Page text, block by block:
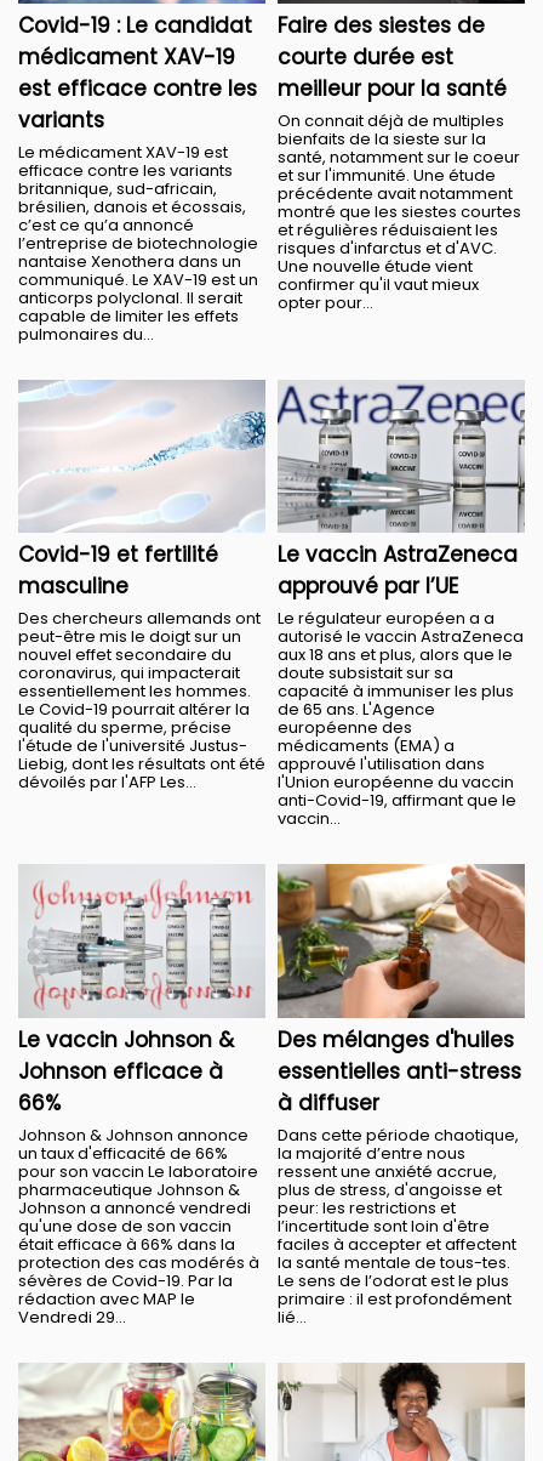
Covid-19 : Le candidat
médicament XAV-19
est efficace contre les
variants
Le médicament XAV-19 est
efficace contre les variants
britannique, sud-africain,
brésilien, danois et écossais,
c’est ce qu’a annoncé
l’entreprise de biotechnologie
nantaise Xenothera dans un
communiqué. Le XAV-19 est un
anticorps polyclonal. Il serait
capable de limiter les effets
pulmonaires du...
Faire des siestes de
courte durée est
meilleur pour la santé
On connait déjà de multiples
bienfaits de la sieste sur la
santé, notamment sur le coeur
et sur l'immunité. Une étude
précédente avait notamment
montré que les siestes courtes
et régulières réduisaient les
risques d'infarctus et d'AVC.
Une nouvelle étude vient
confirmer qu'il vaut mieux
opter pour...
Covid-19 et fertilité
masculine
Des chercheurs allemands ont
peut-être mis le doigt sur un
nouvel effet secondaire du
coronavirus, qui impacterait
essentiellement les hommes.
Le Covid-19 pourrait altérer la
qualité du sperme, précise
l'étude de l'université Justus-
Liebig, dont les résultats ont été
dévoilés par l'AFP Les...
Le vaccin AstraZeneca
approuvé par l’UE
Le régulateur européen a a
autorisé le vaccin AstraZeneca
aux 18 ans et plus, alors que le
doute subsistait sur sa
capacité à immuniser les plus
de 65 ans. L'Agence
européenne des
médicaments (EMA) a
approuvé l'utilisation dans
l'Union européenne du vaccin
anti-Covid-19, affirmant que le
vaccin...
Le vaccin Johnson &
Johnson efficace à
66%
Johnson & Johnson annonce
un taux d'efficacité de 66%
pour son vaccin Le laboratoire
pharmaceutique Johnson &
Johnson a annoncé vendredi
qu'une dose de son vaccin
était efficace à 66% dans la
protection des cas modérés à
sévères de Covid-19. Par la
rédaction avec MAP le
Vendredi 29...
Des mélanges d'huiles
essentielles anti-stress
à diffuser
Dans cette période chaotique,
la majorité d’entre nous
ressent une anxiété accrue,
plus de stress, d'angoisse et
peur: les restrictions et
l’incertitude sont loin d'être
faciles à accepter et affectent
la santé mentale de tous-tes.
Le sens de l’odorat est le plus
primaire : il est profondément
lié...